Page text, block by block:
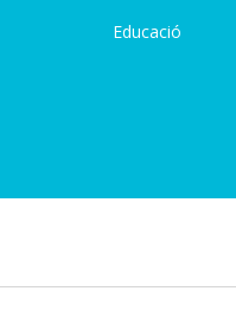
Educació